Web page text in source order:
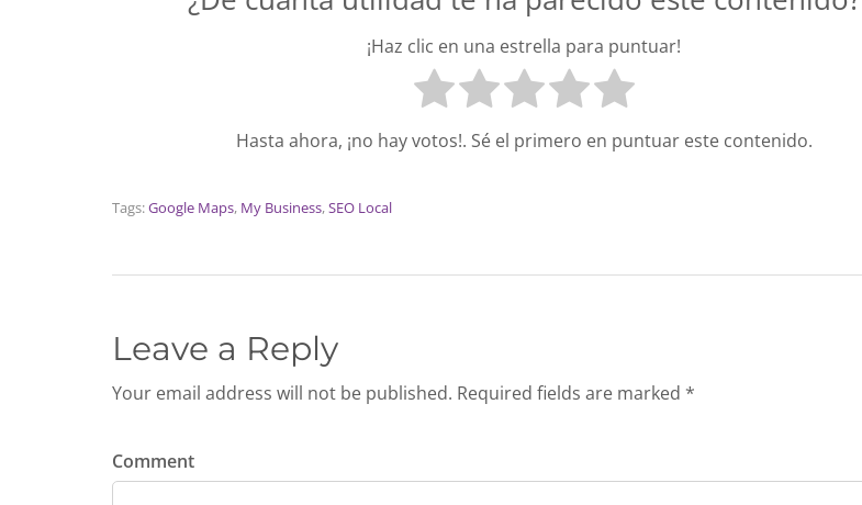
¡Haz clic en una estrella para puntuar!
Hasta ahora, ¡no hay votos!. Sé el primero en puntuar este contenido.
Tags:Google Maps, My Business,SEO Local
Leave a Reply
Your email address will not be published. Required fields are marked *
Comment